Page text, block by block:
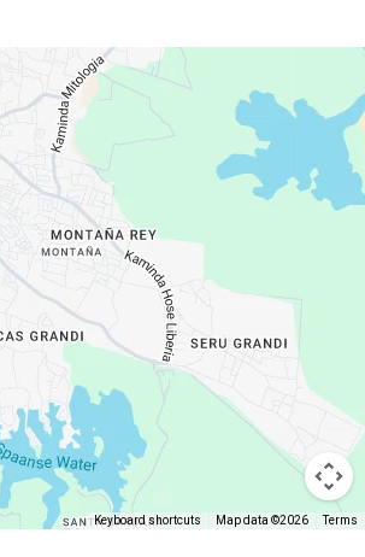
Keyboard shortcuts Map data ©2026 Terms